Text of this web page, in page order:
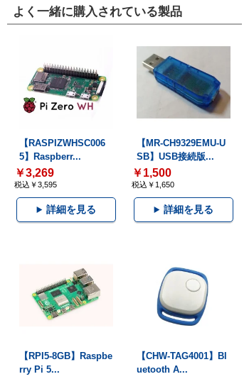
よく一緒に購入されている製品
【RASPIZWHSC006
5】Raspberr...
￥3,269
税込￥3,595
詳細を見る
【MR-CH9329EMU-U
SB】USB接続版...
￥1,500
税込￥1,650
詳細を見る
【RPI5-8GB】Raspbe
rry Pi 5...
【CHW-TAG4001】Bl
uetooth A...